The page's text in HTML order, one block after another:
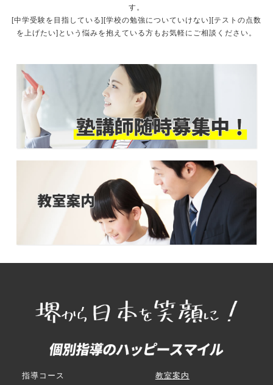
す。
[中学受験を目指している][学校の勉強についていけない][テストの点数
を上げたい]という悩みを抱えている方もお気軽にご相談ください。
指導コース
教室案内